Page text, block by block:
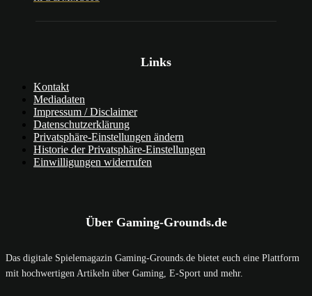
Links
Kontakt
Mediadaten
Impressum / Disclaimer
Datenschutzerklärung
Privatsphäre-Einstellungen ändern
Historie der Privatsphäre-Einstellungen
Einwilligungen widerrufen
Über Gaming-Grounds.de
Das digitale Spielemagazin Gaming-Grounds.de bietet euch eine Plattform
mit hochwertigen Artikeln über Gaming, E-Sport und mehr.